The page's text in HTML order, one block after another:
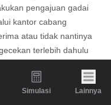
Simulasi Lainnya
pengajuan gadai
kantor cabang
atau tidak nantinya
terlebih dahulu
sebelum
Scoring PT